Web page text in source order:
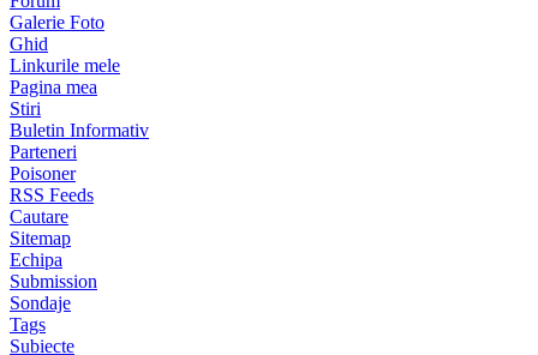
Galerie Foto
Ghid
Linkurile mele
Pagina mea
Stiri
Buletin Informativ
Parteneri
Poisoner
RSS Feeds
Cautare
Sitemap
Echipa
Submission
Sondaje
Tags
Subiecte